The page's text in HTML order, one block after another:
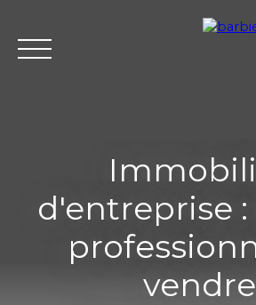
Louer
Estimation
d'entreprise
vendre